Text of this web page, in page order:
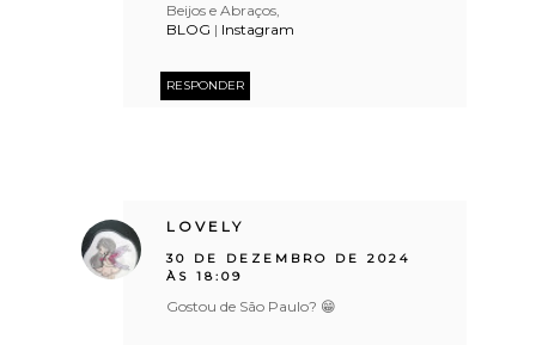
Beijos e Abraços,
BLOG | Instagram
RESPONDER
LOVELY
30 DE DEZEMBRO DE 2024
ÀS 18:09
Gostou de São Paulo? 😁